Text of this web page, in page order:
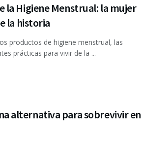
la Higiene Menstrual: la mujer
la historia
productos de higiene menstrual, las
prácticas para vivir de la ...
alternativa para sobrevivir en